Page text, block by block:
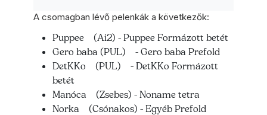
A csomagban lévő pelenkák a következők:
Puppee (Ai2) - Puppee Formázott betét
Gero baba (PUL) - Gero baba Prefold
DetKKo (PUL) - DetKKo Formázott
betét
Manóca (Zsebes) - Noname tetra
Norka (Csónakos) - Egyéb Prefold